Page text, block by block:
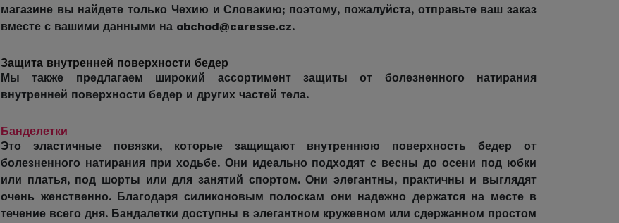
магазине вы найдете только Чехию и Словакию; поэтому, пожалуйста, отправьте ваш заказ
вместе с вашими данными на obchod@caresse.cz.
Защита внутренней поверхности бедер
Мы также предлагаем широкий ассортимент защиты от болезненного натирания
внутренней поверхности бедер и других частей тела.
Банделетки
Это эластичные повязки, которые защищают внутреннюю поверхность бедер от
болезненного натирания при ходьбе. Они идеально подходят с весны до осени под юбки
или платья, под шорты или для занятий спортом. Они элегантны, практичны и выглядят
очень женственно. Благодаря силиконовым полоскам они надежно держатся на месте в
течение всего дня. Бандалетки доступны в элегантном кружевном или сдержанном простом